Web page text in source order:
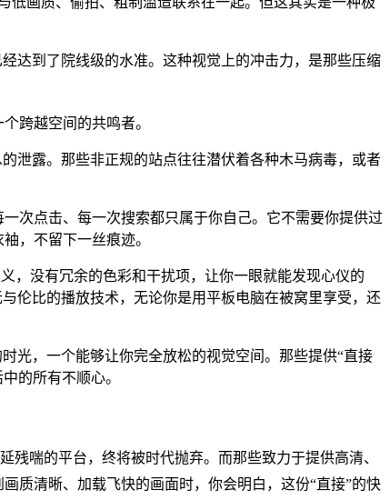
达到了院线级的水准。这种视觉上的冲击力，是那些压缩
跨越空间的共鸣者。
泄露。那些非正规的站点往往潜伏着各种木马病毒，或者
次点击、每一次搜索都只属于你自己。它不需要你提供过
，不留下一丝痕迹。
，没有冗余的色彩和干扰项，让你一眼就能发现心仪的
伦比的播放技术，无论你是用平板电脑在被窝里享受，还
光，一个能够让你完全放松的视觉空间。那些提供“直接
的所有不顺心。
喘的平台，终将被时代抛弃。而那些致力于提供高清、
质清晰、加载飞快的画面时，你会明白，这份“直接”的快